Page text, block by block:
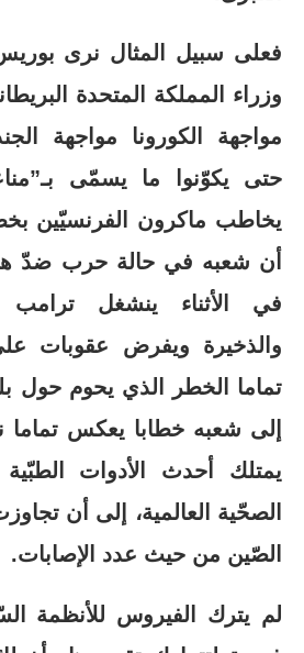
فعلى سبيل المثال نرى
وزراء المملكة المتحدة
مواجهة الكورونا مواجهة
حتى يكوّنوا ما يسمّى
يخاطب ماكرون الفرنسيّين
أن شعبه في حالة حرب ضدّ
في الأثناء ينشغل ترامب
والذخيرة ويفرض عقوبات على
تماما الخطر الذي يحوم حول
إلى شعبه خطابا يعكس تماما
يمتلك أحدث الأدوات
الصحّية العالمية، إلى أن
الصّين من حيث عدد الإصابات.
لم يترك الفيروس للأنظمة